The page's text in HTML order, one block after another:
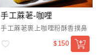
手工蔴荖-咖哩
手工蔴荖裹上咖哩粉酥香撲鼻
$ 150